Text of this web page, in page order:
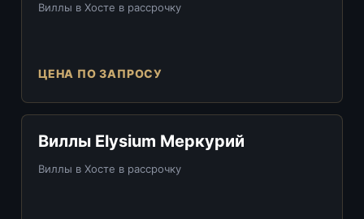
Виллы в Хосте в рассрочку
ЦЕНА ПО ЗАПРОСУ
Виллы Elysium Меркурий
Виллы в Хосте в рассрочку